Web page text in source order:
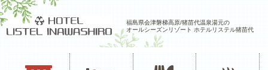
福島県会津磐梯高原/猪苗代温泉湯元の
オールシーズンリゾート ホテルリステル猪苗代